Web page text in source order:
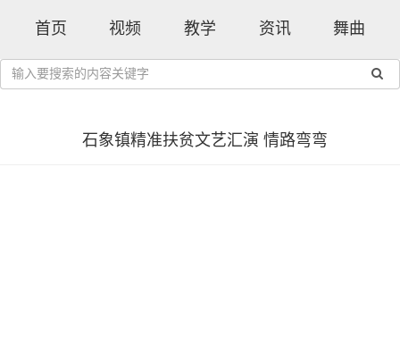
首页 视频 教学 资讯 舞曲
石象镇精准扶贫文艺汇演 情路弯弯